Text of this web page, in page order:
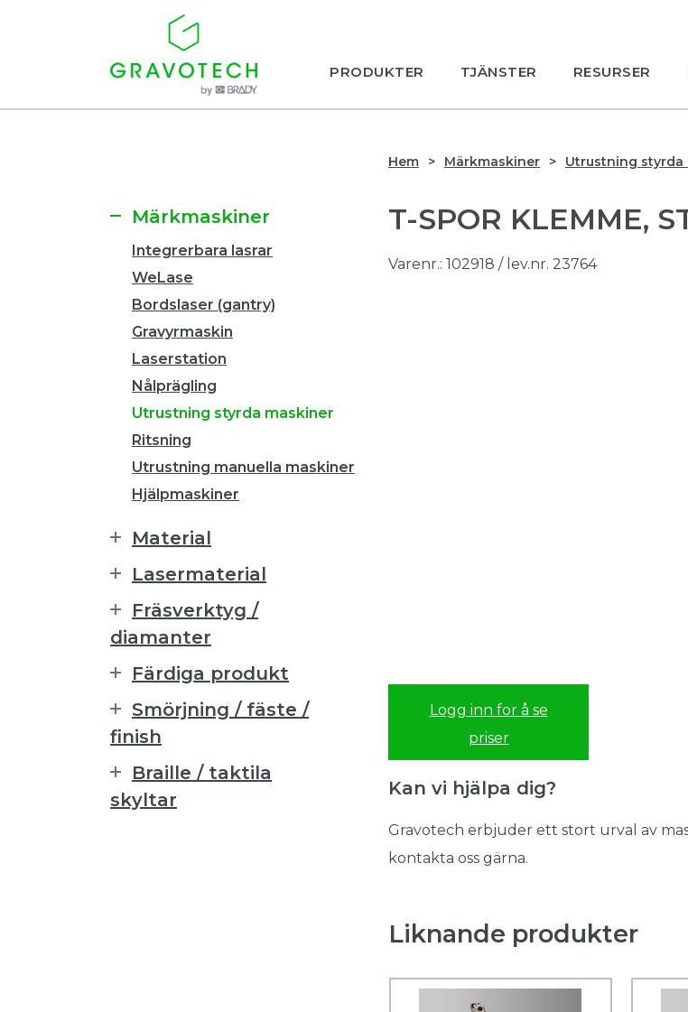
PRODUKTER TJÄNSTER RESURSER
Hem Märkmaskiner Utrustning styrda
T-SPOR KLEMME,
Varenr.: 102918 / lev.nr. 23764
Logg inn for å se
priser
Kan vi hjälpa dig?
Gravotech erbjuder ett stort urval av
kontakta oss gärna.
Liknande produkter
Märkmaskiner
Integrerbara lasrar
WeLase
Bordslaser (gantry)
Gravyrmaskin
Laserstation
Nålprägling
Utrustning styrda maskiner
Ritsning
Utrustning manuella maskiner
Hjälpmaskiner
Material
Lasermaterial
Fräsverktyg /
diamanter
Färdiga produkt
Smörjning / fäste /
finish
Braille / taktila
skyltar